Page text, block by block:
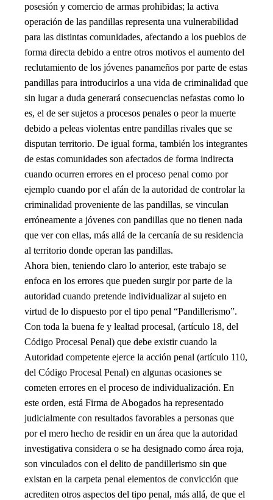
posesión y comercio de armas prohibidas; la activa
operación de las pandillas representa una vulnerabilidad
para las distintas comunidades, afectando a los pueblos de
forma directa debido a entre otros motivos el aumento del
reclutamiento de los jóvenes panameños por parte de estas
pandillas para introducirlos a una vida de criminalidad que
sin lugar a duda generará consecuencias nefastas como lo
es, el de ser sujetos a procesos penales o peor la muerte
debido a peleas violentas entre pandillas rivales que se
disputan territorio. De igual forma, también los integrantes
de estas comunidades son afectados de forma indirecta
cuando ocurren errores en el proceso penal como por
ejemplo cuando por el afán de la autoridad de controlar la
criminalidad proveniente de las pandillas, se vinculan
erróneamente a jóvenes con pandillas que no tienen nada
que ver con ellas, más allá de la cercanía de su residencia
al territorio donde operan las pandillas.
Ahora bien, teniendo claro lo anterior, este trabajo se
enfoca en los errores que pueden surgir por parte de la
autoridad cuando pretende individualizar al sujeto en
virtud de lo dispuesto por el tipo penal “Pandillerismo”.
Con toda la buena fe y lealtad procesal, (artículo 18, del
Código Procesal Penal) que debe existir cuando la
Autoridad competente ejerce la acción penal (artículo 110,
del Código Procesal Penal) en algunas ocasiones se
cometen errores en el proceso de individualización. En
este orden, está Firma de Abogados ha representado
judicialmente con resultados favorables a personas que
por el mero hecho de residir en un área que la autoridad
investigativa considera o se ha designado como área roja,
son vinculados con el delito de pandillerismo sin que
existan en la carpeta penal elementos de convicción que
acrediten otros aspectos del tipo penal, más allá, de que el